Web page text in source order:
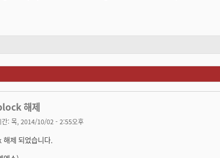
해제
간: 목, 2014/10/02 - 2:55오후
제 되었습니다.